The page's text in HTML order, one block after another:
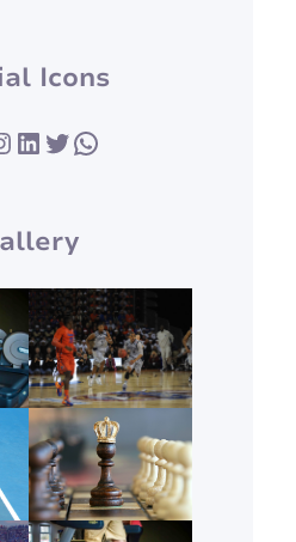
Icons
LinkedIn Twitter WhatsApp